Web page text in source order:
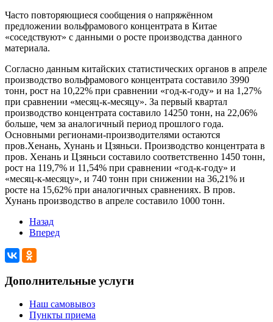
Часто повторяющиеся сообщения о напряжённом
предложении вольфрамового концентрата в Китае
«соседствуют» с данными о росте производства данного
материала.
Согласно данным китайских статистических органов в апреле
производство вольфрамового концентрата составило 3990
тонн, рост на 10,22% при сравнении «год-к-году» и на 1,27%
при сравнении «месяц-к-месяцу». За первый квартал
производство концентрата составило 14250 тонн, на 22,06%
больше, чем за аналогичный период прошлого года.
Основными регионами-производителями остаются
пров.Хенань, Хунань и Цзяньси. Производство концентрата в
пров. Хенань и Цзяньси составило соответственно 1450 тонн,
рост на 119,7% и 11,54% при сравнении «год-к-году» и
«месяц-к-месяцу», и 740 тонн при снижении на 36,21% и
росте на 15,62% при аналогичных сравнениях. В пров.
Хунань производство в апреле составило 1000 тонн.
Назад
Вперед
Дополнительные услуги
Наш самовывоз
Пункты приема